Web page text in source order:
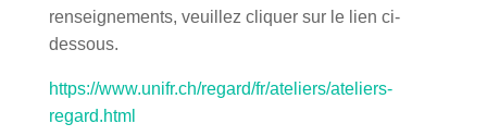
renseignements, veuillez cliquer sur le lien ci-
dessous.
https://www.unifr.ch/regard/fr/ateliers/ateliers-
regard.html